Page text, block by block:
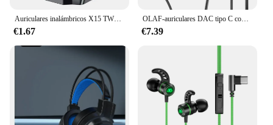
Auriculares inalámbricos X15 TWS, cascos con Bluetooth, pantalla LED, micrófono, cancelación de ruido
€1.67
OLAF-auriculares DAC tipo C con Cable, auriculares USB C para jugadores, auriculares manos libres tipo C para iPhone 15, Samsung, teléfono Xiaomi
€7.39